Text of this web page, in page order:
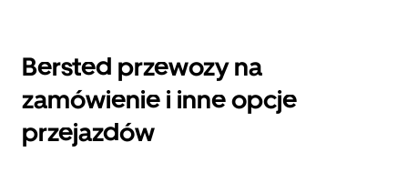
Bersted przewozy na
zamówienie i inne opcje
przejazdów